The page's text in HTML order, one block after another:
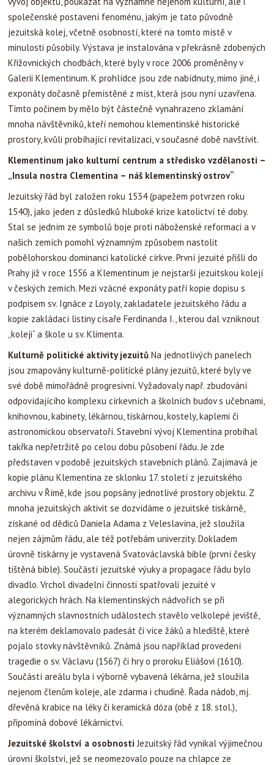
společenské postavení fenoménu, jakým je tato původně
jezuitská kolej, včetně osobností, které na tomto místě v
minulosti působily. Výstava je instalována v překrásně zdobených
Křižovnických chodbách, které byly v roce 2006 proměněny v
Galerii Klementinum. K prohlídce jsou zde nabídnuty, mimo jiné, i
exponáty dočasně přemístěné z míst, která jsou nyní uzavřena.
Tímto počinem by mělo být částečně vynahrazeno zklamání
mnoha návštěvníků, kteří nemohou klementinské historické
prostory, kvůli probíhající revitalizaci, v současné době navštívit.
Klementinum jako kulturní centrum a středisko vzdělanosti –
„Insula nostra Clementina – náš klementinský ostrov“
Jezuitský řád byl založen roku 1534 (papežem potvrzen roku
1540), jako jeden z důsledků hluboké krize katolictví té doby.
Stal se jedním ze symbolů boje proti náboženské reformaci a v
našich zemích pomohl významným způsobem nastolit
pobělohorskou dominanci katolické církve. První jezuité přišli do
Prahy již v roce 1556 a Klementinum je nejstarší jezuitskou kolejí
v českých zemích. Mezi vzácné exponáty patří kopie dopisu s
podpisem sv. Ignáce z Loyoly, zakladatele jezuitského řádu a
kopie zakládací listiny císaře Ferdinanda I., kterou dal vzniknout
„koleji“ a škole u sv. Klimenta.
Kulturně politické aktivity jezuitů Na jednotlivých panelech
jsou zmapovány kulturně-politické plány jezuitů, které byly ve
své době mimořádně progresivní. Vyžadovaly např. zbudování
odpovídajícího komplexu církevních a školních budov s učebnami,
knihovnou, kabinety, lékárnou, tiskárnou, kostely, kaplemi či
astronomickou observatoří. Stavební vývoj Klementina probíhal
takřka nepřetržitě po celou dobu působení řádu. Je zde
představen v podobě jezuitských stavebních plánů. Zajímavá je
kopie plánu Klementina ze sklonku 17. století z jezuitského
archivu v Římě, kde jsou popsány jednotlivé prostory objektu. Z
mnoha jezuitských aktivit se dozvídáme o jezuitské tiskárně,
získané od dědiců Daniela Adama z Veleslavína, jež sloužila
nejen zájmům řádu, ale též potřebám univerzity. Dokladem
úrovně tiskárny je vystavená Svatováclavská bible (první česky
tištěná bible). Součástí jezuitské výuky a propagace řádu bylo
divadlo. Vrchol divadelní činnosti spatřovali jezuité v
alegorických hrách. Na klementinských nádvořích se při
významných slavnostních událostech stavělo velkolepé jeviště,
na kterém deklamovalo padesát či více žáků a hlediště, které
pojalo stovky návštěvníků. Známá jsou například provedení
tragedie o sv. Václavu (1567) či hry o proroku Eliášovi (1610).
Součástí areálu byla i výborně vybavená lékárna, jež sloužila
nejenom členům koleje, ale zdarma i chudině. Řada nádob, mj.
dřevěná krabice na léky či keramická dóza (obě z 18. stol.),
připomíná dobové lékárnictví.
Jezuitské školství a osobnosti Jezuitský řád vynikal výjimečnou
úrovní školství, jež se neomezovalo pouze na chlapce ze